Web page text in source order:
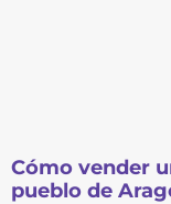
Cómo vender
pueblo de